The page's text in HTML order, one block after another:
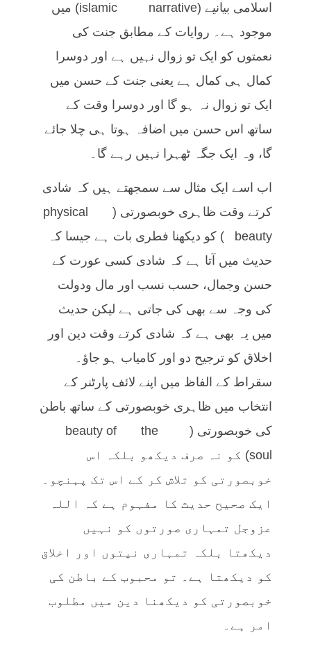
اسلامی بیانیے (islamic narrative) میں
موجود ہے۔ روایات کے مطابق جنت کی
نعمتوں کو ایک تو زوال نہیں ہے اور دوسرا
کمال ہی کمال ہے یعنی جنت کے حسن میں
ایک تو زوال نہ ہو گا اور دوسرا وقت کے
ساتھ اس حسن میں اضافہ ہوتا ہی چلا جائے
گا، وہ ایک جگہ ٹھہرا نہیں رہے گا۔
اب اسے ایک مثال سے سمجھتے ہیں کہ شادی
کرتے وقت ظاہری خوبصورتی (physical
beauty) کو دیکھنا فطری بات ہے جیسا کہ
حدیث میں آتا ہے کہ شادی کسی عورت کے
حسن وجمال، حسب نسب اور مال ودولت
کی وجہ سے بھی کی جاتی ہے لیکن حدیث
میں یہ بھی ہے کہ شادی کرتے وقت دین اور
اخلاق کو ترجیح دو اور کامیاب ہو جاؤ۔
سقراط کے الفاظ میں اپنے لائف پارٹنر کے
انتخاب میں ظاہری خوبصورتی کے ساتھ باطن
کی خوبصورتی (beauty of the
soul) کو نہ صرف دیکھو بلکہ اس
خوبصورتی کو تلاش کر کے اس تک پہنچو۔
ایک صحیح حدیث کا مفہوم ہے کہ اللہ
عزوجل تمہاری صورتوں کو نہیں
دیکھتا بلکہ تمہاری نیتوں اور اخلاق
کو دیکھتا ہے۔ تو محبوب کے باطن کی
خوبصورتی کو دیکھنا دین میں مطلوب
امر ہے۔